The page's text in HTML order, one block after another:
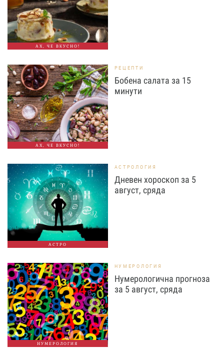
АХ, ЧЕ ВКУСНО!
АХ, ЧЕ ВКУСНО!
РЕЦЕПТИ
Бобена салата за 15
минути
АСТРО
АСТРОЛОГИЯ
Дневен хороскоп за 5
август, сряда
НУМЕРОЛОГИЯ
НУМЕРОЛОГИЯ
Нумерологична прогноза
за 5 август, сряда